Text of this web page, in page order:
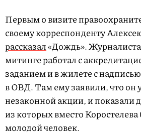
Первым о визите
своему корреспонденту
рассказал«Дождь».
митинге работал с
заданием и в жилете с
в ОВД. Там ему заявили, что он
незаконной акции, и показали
из которых вместо
молодой человек.